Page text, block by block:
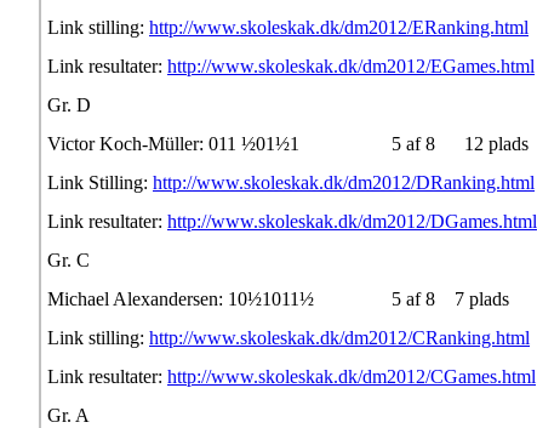
Link stilling: http://www.skoleskak.dk/dm2012/ERanking.html
Link resultater: http://www.skoleskak.dk/dm2012/EGames.html
Gr. D
Victor Koch-Müller: 011 ½01½1 5 af 8 12 plads
Link Stilling: http://www.skoleskak.dk/dm2012/DRanking.html
Link resultater: http://www.skoleskak.dk/dm2012/DGames.html
Gr. C
Michael Alexandersen: 10½1011½ 5 af 8 7 plads
Link stilling: http://www.skoleskak.dk/dm2012/CRanking.html
Link resultater: http://www.skoleskak.dk/dm2012/CGames.html
Gr. A